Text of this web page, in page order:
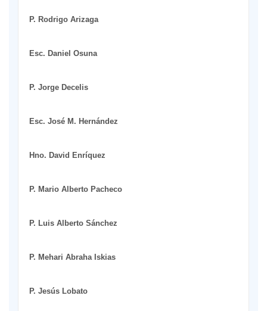
P. Rodrigo Arizaga
Esc. Daniel Osuna
P. Jorge Decelis
Esc. José M. Hernández
Hno. David Enríquez
P. Mario Alberto Pacheco
P. Luis Alberto Sánchez
P. Mehari Abraha Iskias
P. Jesús Lobato